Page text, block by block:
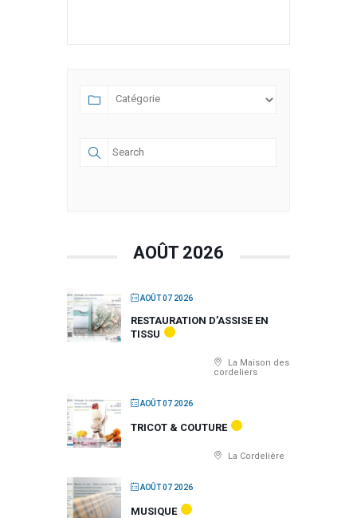
AOÛT 2026
AOÛT 07 2026
RESTAURATION D’ASSISE EN
TISSU
La Maison des
cordeliers
AOÛT 07 2026
TRICOT & COUTURE
La Cordelière
AOÛT 07 2026
MUSIQUE